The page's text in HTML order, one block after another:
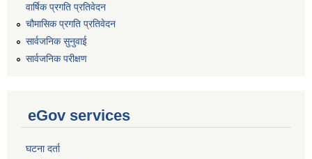
वार्षिक प्रगति प्रतिवेदन
चौमासिक प्रगति प्रतिवेदन
सार्वजनिक सुनुवाई
सार्वजनिक परीक्षण
eGov services
घटना दर्ता